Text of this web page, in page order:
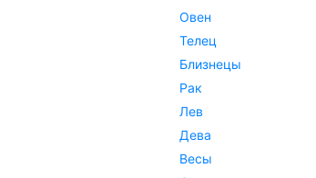
Овен
Телец
Близнецы
Рак
Лев
Дева
Весы